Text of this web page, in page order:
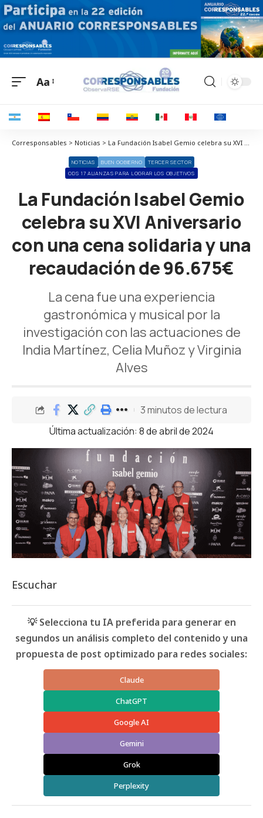
Aa
Corresponsables > Noticias > La Fundación Isabel Gemio celebra su XVI Aniversario con una cena solidaria y una recaudación de 96.675€
NOTICIAS BUEN GOBIERNO
TERCER SECTOR
ODS 17 ALIANZAS PARA LOGRAR LOS OBJETIVOS
La Fundación Isabel Gemio
celebra su XVI Aniversario
con una cena solidaria y una
recaudación de 96.675€
La cena fue una experiencia
gastronómica y musical por la
investigación con las actuaciones de
India Martínez, Celia Muñoz y Virginia
Alves
Última actualización: 8 de abril de 2024
3 minutos de lectura
Escuchar
💡 Selecciona tu IA preferida para generar en
segundos un análisis completo del contenido y una
propuesta de post optimizado para redes sociales:
Claude
ChatGPT
Google AI
Gemini
Grok
Perplexity